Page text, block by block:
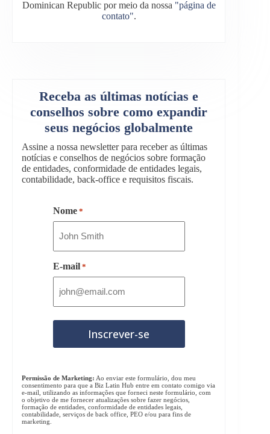
Dominican Republic por meio da nossa "página de
contato".
Receba as últimas notícias e
conselhos sobre como expandir
seus negócios globalmente
Assine a nossa newsletter para receber as últimas
notícias e conselhos de negócios sobre formação
de entidades, conformidade de entidades legais,
contabilidade, back-office e requisitos fiscais.
Nome *
E-mail *
Permissão de Marketing: Ao enviar este formulário, dou meu
consentimento para que a Biz Latin Hub entre em contato comigo via
e-mail, utilizando as informações que forneci neste formulário, com
o objetivo de me fornecer atualizações sobre fazer negócios,
formação de entidades, conformidade de entidades legais,
contabilidade, serviços de back office, PEO e/ou para fins de
marketing.